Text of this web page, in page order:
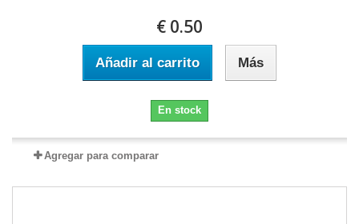
€ 0.50
Añadir al carrito Más
En stock
Agregar para comparar